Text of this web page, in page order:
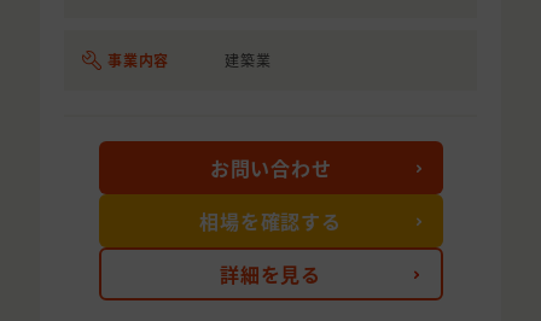
事業内容 建築業
詳細を見る
お問い合わせ
相場を確認する